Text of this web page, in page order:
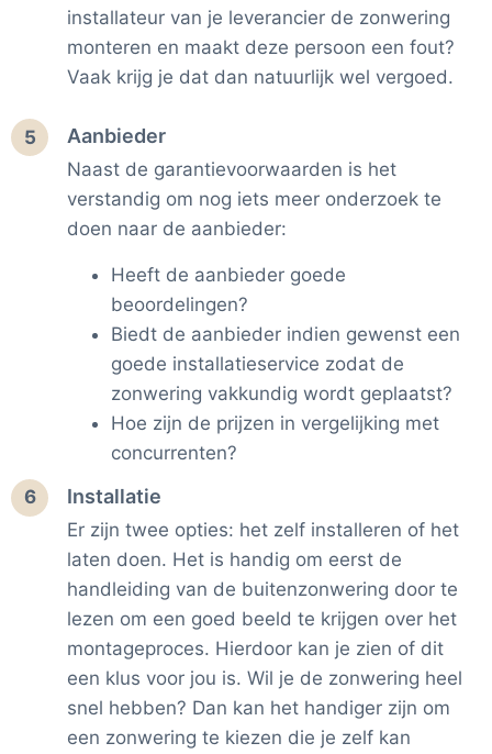
installateur van je leverancier de zonwering
monteren en maakt deze persoon een fout?
Vaak krijg je dat dan natuurlijk wel vergoed.
5 Aanbieder
Naast de garantievoorwaarden is het
verstandig om nog iets meer onderzoek te
doen naar de aanbieder:
Heeft de aanbieder goede
beoordelingen?
Biedt de aanbieder indien gewenst een
goede installatieservice zodat de
zonwering vakkundig wordt geplaatst?
Hoe zijn de prijzen in vergelijking met
concurrenten?
6 Installatie
Er zijn twee opties: het zelf installeren of het
laten doen. Het is handig om eerst de
handleiding van de buitenzonwering door te
lezen om een goed beeld te krijgen over het
montageproces. Hierdoor kan je zien of dit
een klus voor jou is. Wil je de zonwering heel
snel hebben? Dan kan het handiger zijn om
een zonwering te kiezen die je zelf kan